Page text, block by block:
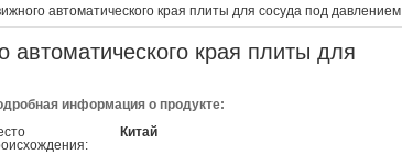
автоматического края плиты для сосуда под давлением
края плиты для
информация о продукте:
Китай